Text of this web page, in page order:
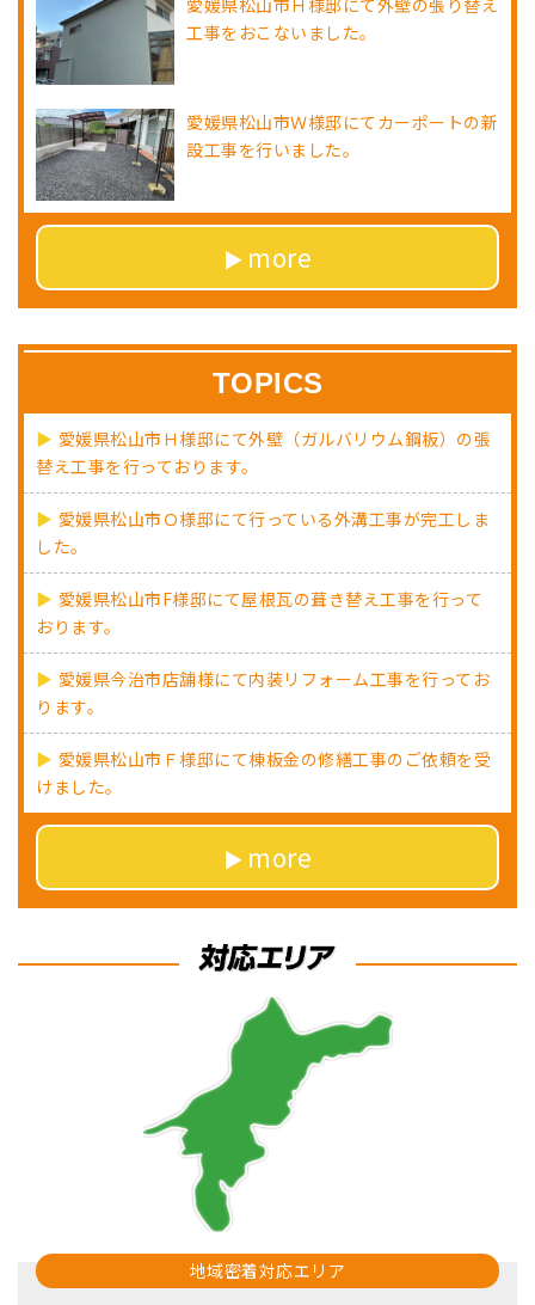
愛媛県松山市Ｈ様邸にて外壁の張り替え
工事をおこないました。
愛媛県松山市Ｗ様邸にてカーポートの新
設工事を行いました。
more
TOPICS
愛媛県松山市Ｈ様邸にて外壁（ガルバリウム鋼板）の張
替え工事を行っております。
愛媛県松山市Ｏ様邸にて行っている外溝工事が完工しま
した。
愛媛県松山市F様邸にて屋根瓦の葺き替え工事を行って
おります。
愛媛県今治市店舗様にて内装リフォーム工事を行ってお
ります。
愛媛県松山市Ｆ様邸にて棟板金の修繕工事のご依頼を受
けました。
more
地域密着対応エリア